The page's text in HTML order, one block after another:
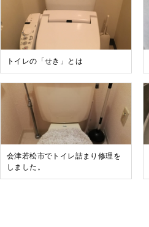
トイレの「せき」とは
会津若松市でトイレ詰まり修理を
しました。